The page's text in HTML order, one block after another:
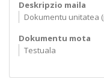
Deskripzio maila
Dokumentu unitatea
Dokumentu mota
Testuala